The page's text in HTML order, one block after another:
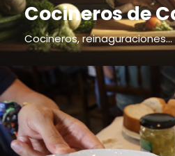
Cocineros de
Cocineros, reinaguraciones...